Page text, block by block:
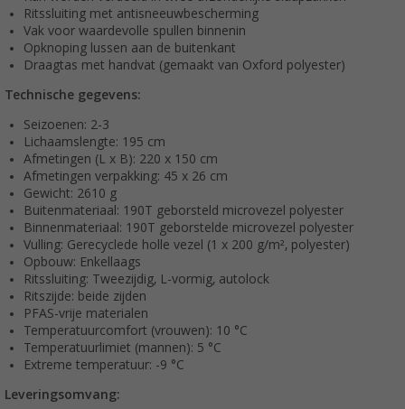
Ritssluiting met antisneeuwbescherming
Vak voor waardevolle spullen binnenin
Opknoping lussen aan de buitenkant
Draagtas met handvat (gemaakt van Oxford polyester)
Technische gegevens:
Seizoenen: 2-3
Lichaamslengte: 195 cm
Afmetingen (L x B): 220 x 150 cm
Afmetingen verpakking: 45 x 26 cm
Gewicht: 2610 g
Buitenmateriaal: 190T geborsteld microvezel polyester
Binnenmateriaal: 190T geborstelde microvezel polyester
Vulling: Gerecyclede holle vezel (1 x 200 g/m², polyester)
Opbouw: Enkellaags
Ritssluiting: Tweezijdig, L-vormig, autolock
Ritszijde: beide zijden
PFAS-vrije materialen
Temperatuurcomfort (vrouwen): 10 °C
Temperatuurlimiet (mannen): 5 °C
Extreme temperatuur: -9 °C
Leveringsomvang: